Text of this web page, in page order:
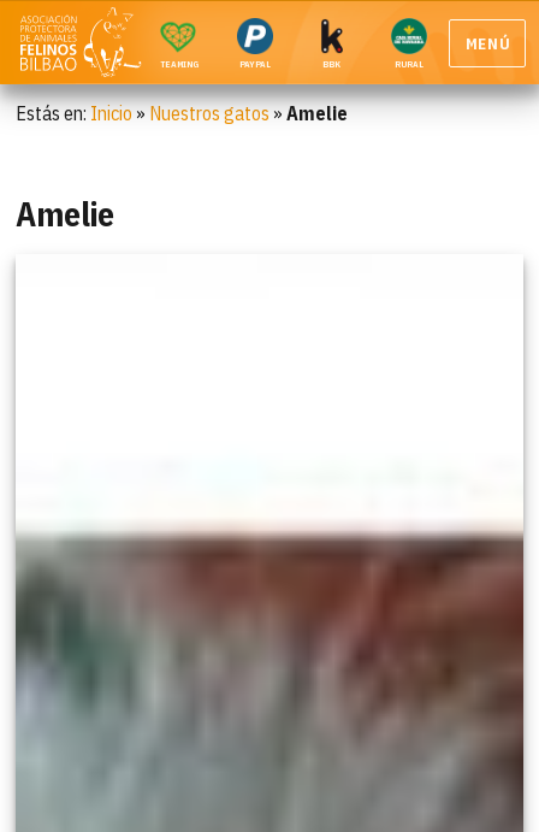
TEAMING PAYPAL BBK RURAL
MENÚ
Estás en: Inicio » Nuestros gatos »Amelie
Amelie